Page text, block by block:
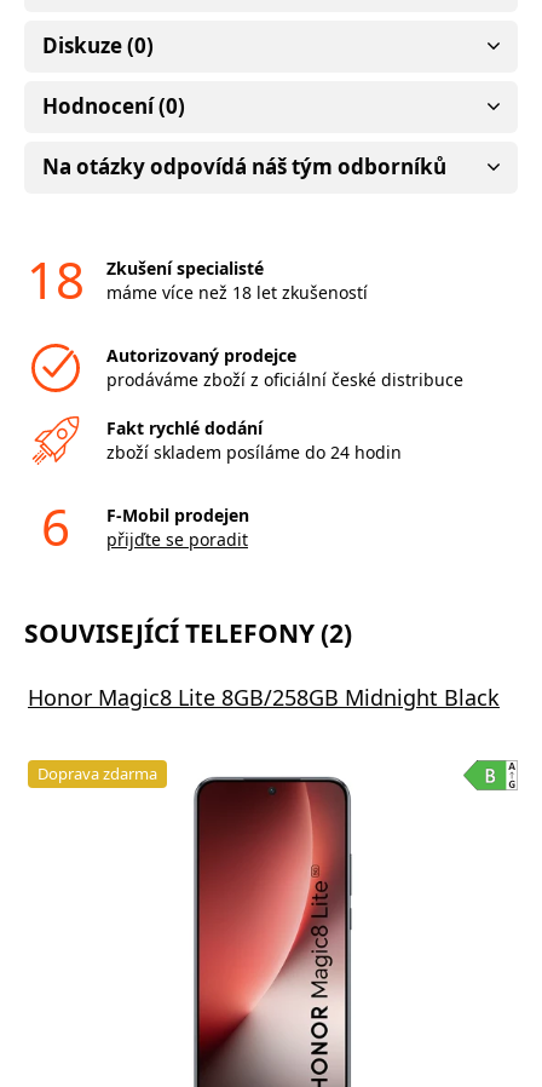
Diskuze (0)
Hodnocení (0)
Na otázky odpovídá náš tým odborníků
18
Zkušení specialisté
máme více než 18 let zkušeností
Autorizovaný prodejce
prodáváme zboží z oficiální české distribuce
Fakt rychlé dodání
zboží skladem posíláme do 24 hodin
6
F-Mobil prodejen
přijďte se poradit
SOUVISEJÍCÍ TELEFONY (2)
Honor Magic8 Lite 8GB/258GB Midnight Black
Doprava zdarma